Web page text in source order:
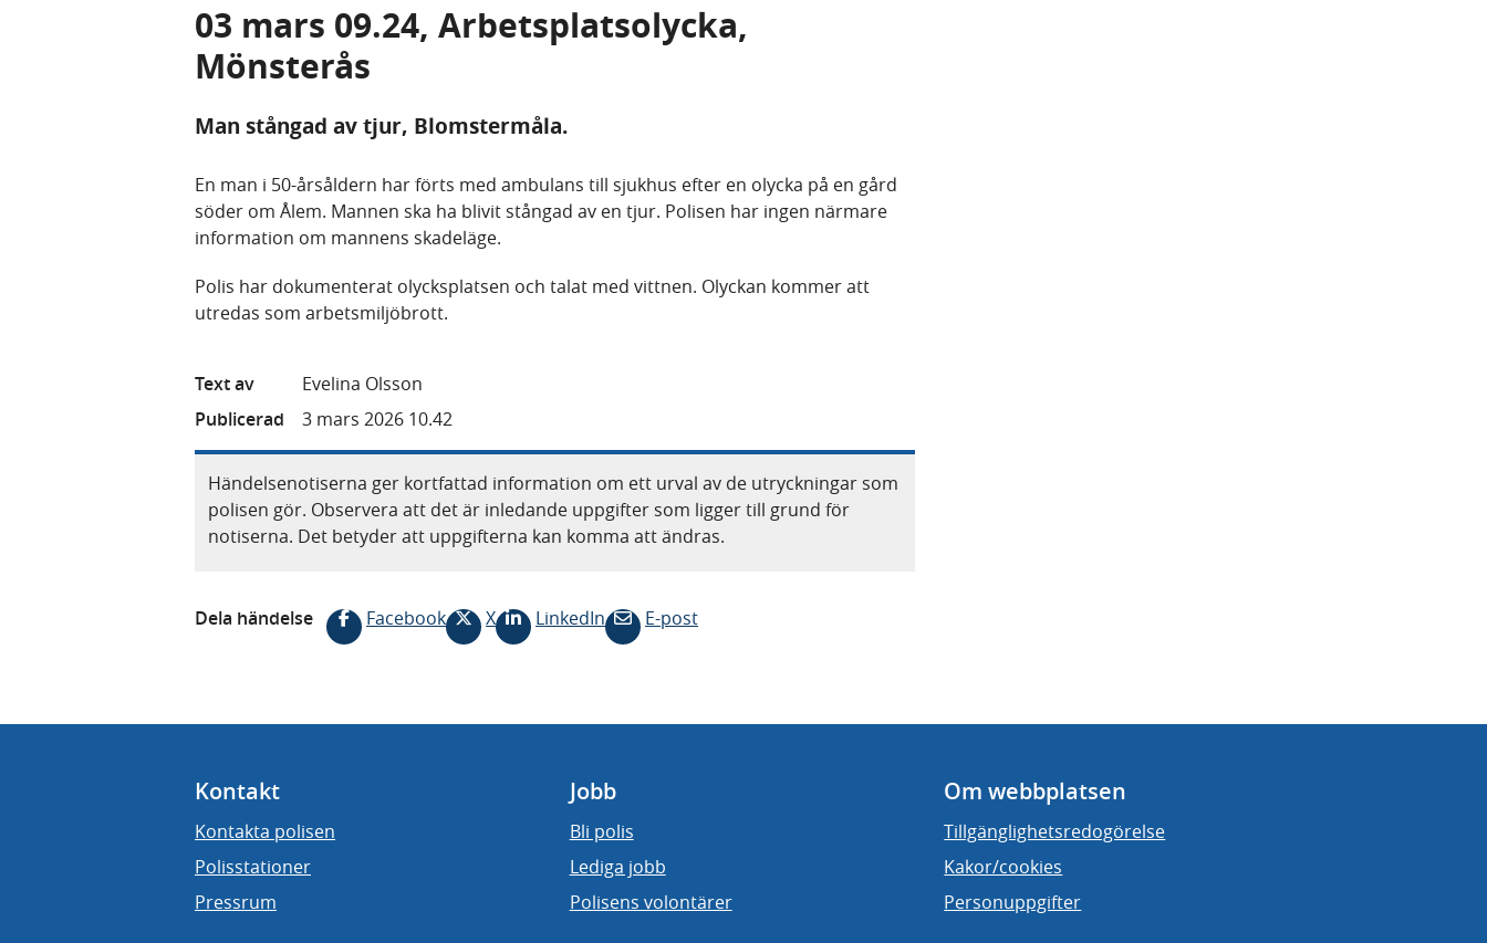
03 mars 09.24, Arbetsplatsolycka,
Mönsterås
Man stångad av tjur, Blomstermåla.
En man i 50-årsåldern har förts med ambulans till sjukhus efter en olycka på en gård
söder om Ålem. Mannen ska ha blivit stångad av en tjur. Polisen har ingen närmare
information om mannens skadeläge.
Polis har dokumenterat olycksplatsen och talat med vittnen. Olyckan kommer att
utredas som arbetsmiljöbrott.
Text av
Evelina Olsson
Publicerad
3 mars 2026 10.42
Händelsenotiserna ger kortfattad information om ett urval av de utryckningar som
polisen gör. Observera att det är inledande uppgifter som ligger till grund för
notiserna. Det betyder att uppgifterna kan komma att ändras.
Dela händelse Facebook X LinkedIn E-post
Kontakt
Kontakta polisen
Polisstationer
Pressrum
Jobb
Bli polis
Lediga jobb
Polisens volontärer
Om webbplatsen
Tillgänglighetsredogörelse
Kakor/cookies
Personuppgifter